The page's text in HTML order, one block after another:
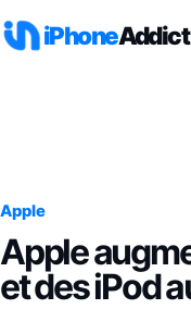
iPhoneAddict
Apple
Apple
et des iPod